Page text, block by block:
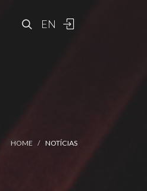
EN
HOME NOTÍCIAS